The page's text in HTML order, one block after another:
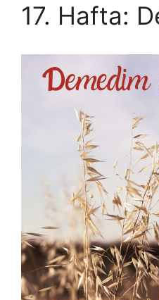
17. Hafta: